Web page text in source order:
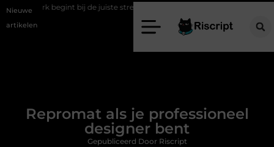
Nieuwe
artikelen
bij de juiste stretch werkbroek
Repromat als je professioneel
designer bent
Gepubliceerd Door Riscript